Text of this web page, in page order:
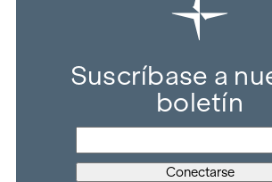
Suscríbase a
boletín